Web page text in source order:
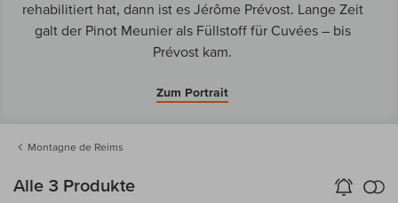
rehabilitiert hat, dann ist es Jérôme Prévost. Lange Zeit
galt der Pinot Meunier als Füllstoff für Cuvées – bis
Prévost kam.
Zum Portrait
Montagne de Reims
Alle 3 Produkte Wein-Alarm
aktivieren